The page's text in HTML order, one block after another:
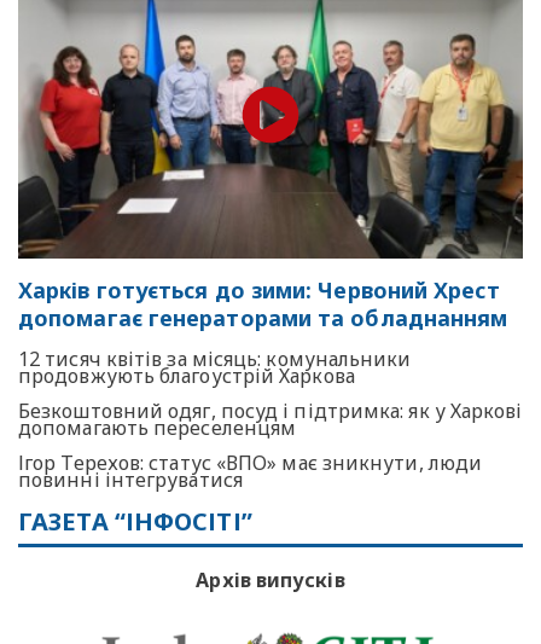
Харків готується до зими: Червоний Хрест
допомагає генераторами та обладнанням
12 тисяч квітів за місяць: комунальники
продовжують благоустрій Харкова
Безкоштовний одяг, посуд і підтримка: як у Харкові
допомагають переселенцям
Ігор Терехов: статус «ВПО» має зникнути, люди
повинні інтегруватися
ГАЗЕТА “ІНФОСІТІ”
Архів випусків